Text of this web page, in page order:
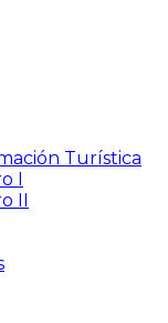
Turística
I
II